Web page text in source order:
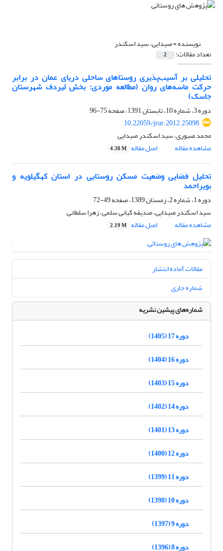
نویسنده =صیدایی، سید اسکندر
تعداد مقالات: 2
تحلیلی بر آسیب‌پذیری روستاهای ساحلی دریای عمان در برابر
حرکت ماسه‌های روان (مطالعه موردی: بخش لیردف شهرستان
جاسک)
دوره 3، شماره 10، تابستان 1391، صفحه
75-96
10.22059/jrur.2012.25098
محمد صبوری، سید اسکندر صیدایی
مشاهده مقاله
اصل مقاله 4.38 M
تحلیل فضایی وضعیت مسکن روستایی در استان کهگیلویه و
بویراحمد
دوره 1، شماره 2، زمستان 1389، صفحه
49-72
سید اسکندر صیدایی، صدیقه کیانی سلمی، زهرا سلطانی
مشاهده مقاله
اصل مقاله 2.19 M
مقالات آماده انتشار
شماره جاری
شماره‌های پیشین نشریه
دوره 17 (1405)
دوره 16 (1404)
دوره 15 (1403)
دوره 14 (1402)
دوره 13 (1401)
دوره 12 (1400)
دوره 11 (1399)
دوره 10 (1398)
دوره 9 (1397)
دوره 8 (1396)